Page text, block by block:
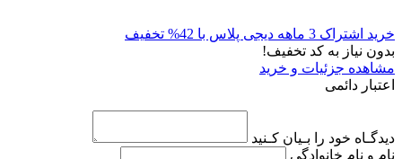
خرید اشتراک 3 ماهه دیجی پلاس با 42% تخفیف
بدون نیاز به کد تخفیف!
مشاهده جزئیات و خرید
اعتبار دائمی
دیدگـاه خود را بـیان کـنید
نام و نام خانوادگی